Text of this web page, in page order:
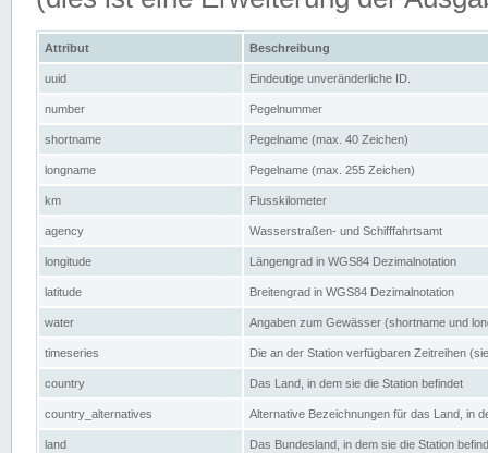
Attribut Beschreibung
uuid Eindeutige unveränderliche ID.
number Pegelnummer
shortname Pegelname (max. 40 Zeichen)
longname Pegelname (max. 255 Zeichen)
km Flusskilometer
agency Wasserstraßen- und Schifffahrtsamt
longitude Längengrad in WGS84 Dezimalnotation
latitude Breitengrad in WGS84 Dezimalnotation
water Angaben zum Gewässer (shortname und
timeseries Die an der Station verfügbaren Zeitreihen
country Das Land, in dem sie die Station befindet
country_alternatives Alternative Bezeichnungen für das Land, in
land Das Bundesland, in dem sie die Station